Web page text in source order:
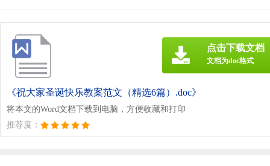
《祝大家圣诞快乐教案范文（精选6篇）.doc》
将本文的Word文档下载到电脑，方便收藏和打印
推荐度：
点击下载文档
文档为doc格式